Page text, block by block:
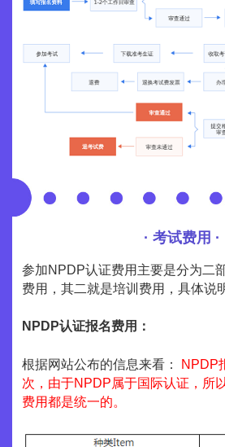
· 考试费用 ·
参加NPDP认证费用主要是分为二
费用，其二就是培训费用，具体说
NPDP认证报名费用：
根据网站公布的信息来看：
NPDP
次，由于NPDP属于国际认证，所
费用都是统一的。